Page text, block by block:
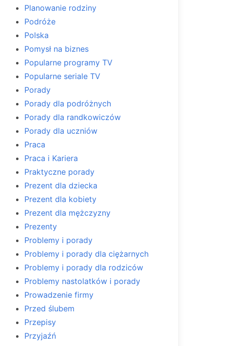
Planowanie rodziny
Podróże
Polska
Pomysł na biznes
Popularne programy TV
Popularne seriale TV
Porady
Porady dla podróżnych
Porady dla randkowiczów
Porady dla uczniów
Praca
Praca i Kariera
Praktyczne porady
Prezent dla dziecka
Prezent dla kobiety
Prezent dla mężczyzny
Prezenty
Problemy i porady
Problemy i porady dla ciężarnych
Problemy i porady dla rodziców
Problemy nastolatków i porady
Prowadzenie firmy
Przed ślubem
Przepisy
Przyjaźń